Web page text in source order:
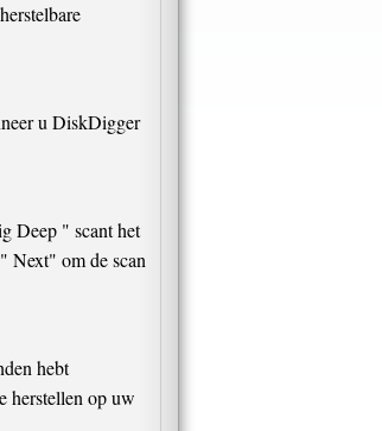
u DiskDigger
Deep " scant het
Next" om de scan
hebt
herstellen op uw